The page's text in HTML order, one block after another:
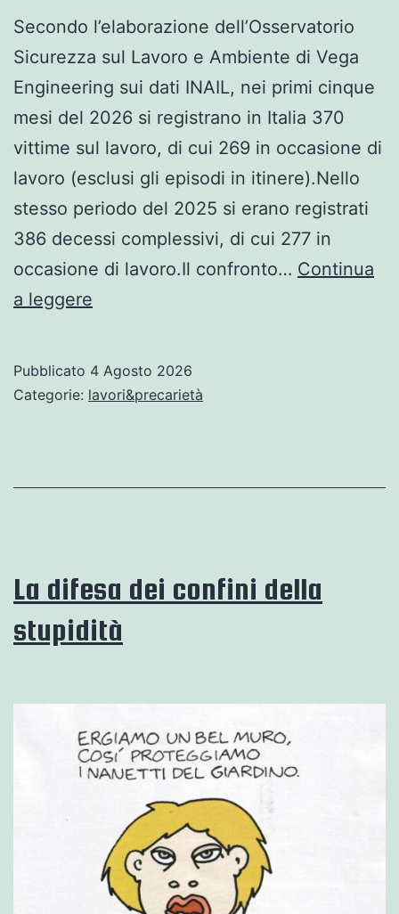
Secondo l’elaborazione dell’Osservatorio
Sicurezza sul Lavoro e Ambiente di Vega
Engineering sui dati INAIL, nei primi cinque
mesi del 2026 si registrano in Italia 370
vittime sul lavoro, di cui 269 in occasione di
lavoro (esclusi gli episodi in itinere).Nello
stesso periodo del 2025 si erano registrati
386 decessi complessivi, di cui 277 in
occasione di lavoro.Il confronto… Continua
a leggere
Pubblicato 4 Agosto 2026
Categorie: lavori&precarietà
La difesa dei confini della
stupidità